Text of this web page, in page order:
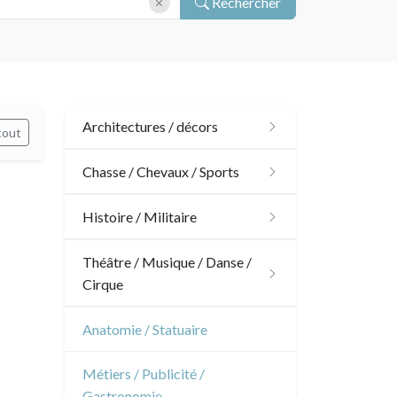
Architectures / décors
Architecture
Architecture d'intérieur
Chasse / Chevaux / Sports
Chasse
Sports
Histoire / Militaire
Militaire
Napoléon et Empire
Théâtre / Musique / Danse /
Cirque
Théâtre
Anatomie / Statuaire
Métiers / Publicité /